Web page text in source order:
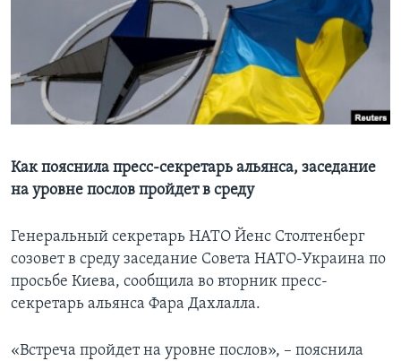
Learning English
СОЦИАЛЬНЫЕ СЕТИ
Языки
Как пояснила пресс-секретарь альянса, заседание
на уровне послов пройдет в среду
Генеральный секретарь НАТО Йенс Столтенберг
созовет в среду заседание Совета НАТО-Украина по
просьбе Киева, сообщила во вторник пресс-
секретарь альянса Фара Дахлалла.
«Встреча пройдет на уровне послов», – пояснила